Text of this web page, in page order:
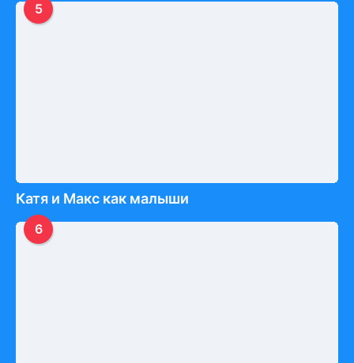
5
Катя и Макс как малыши
6